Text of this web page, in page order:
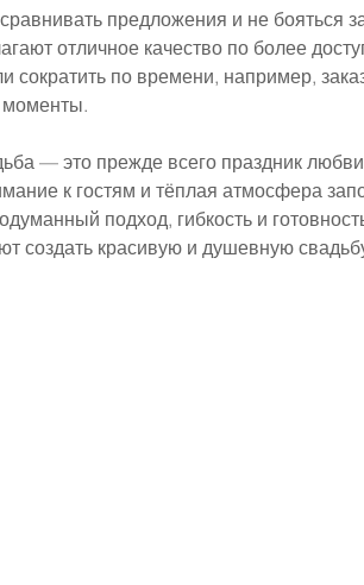
предложения и не бояться
отличное качество по более
сократить по времени, например,
моменты.
— это прежде всего праздник
к гостям и тёплая атмосфера
подход, гибкость и
создать красивую и душевную